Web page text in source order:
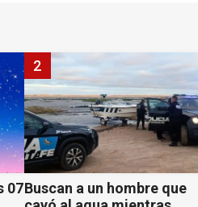
07Buscan a un hombre que
2